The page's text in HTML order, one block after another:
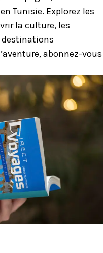
Tunisie. Explorez les
la culture, les
destinations
abonnez-vous